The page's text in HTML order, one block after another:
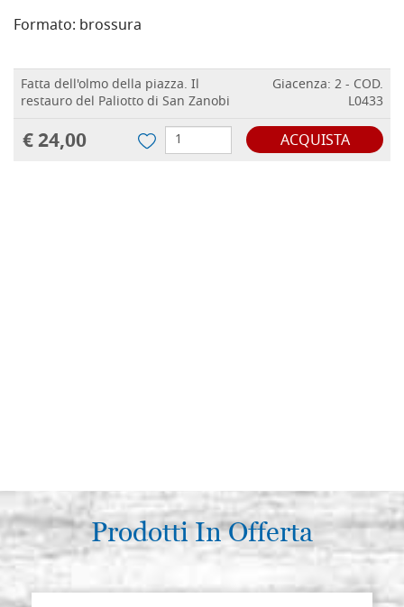
Formato: brossura
Fatta dell'olmo della piazza. Il
restauro del Paliotto di San Zanobi
Giacenza: 2 - COD.
L0433
€ 24,00 ACQUISTA
Prodotti In Offerta